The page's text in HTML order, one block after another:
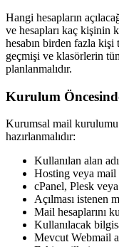
Hangi hesapların
ve hesapları kaç kişinin
hesabın birden fazla kişi
geçmişi ve klasörlerin
planlanmalıdır.
Kurulum
Kurumsal mail
hazırlanmalıdır:
Kullanılan alan adı
Hosting veya mail
cPanel, Plesk
Açılması istenen
Mail hesaplarını
Kullanılacak
Mevcut Webmail